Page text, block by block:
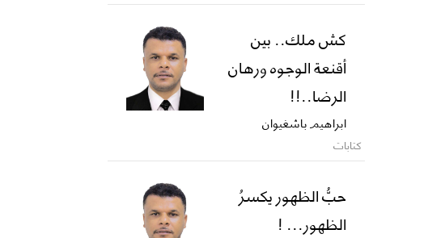
كش ملك.. بين
أقنعة الوجوه ورهان
الرضا..!!
ابراهيم باشغيوان
كتابات
حبُّ الظهور يكسرُ
الظهور... !